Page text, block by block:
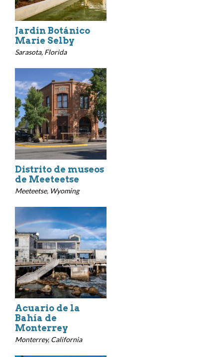
Jardín Botánico
Marie Selby
Sarasota, Florida
Distrito de museos
de Meeteetse
Meeteetse, Wyoming
Acuario de la
Bahía de
Monterrey
Monterrey, California